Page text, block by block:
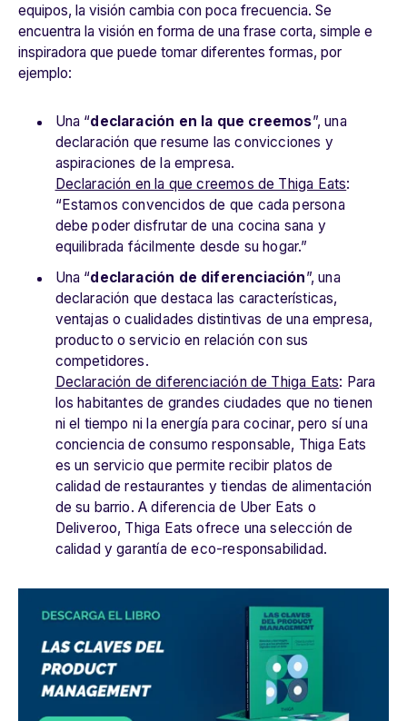
equipos, la visión cambia con poca frecuencia. Se
encuentra la visión en forma de una frase corta, simple e
inspiradora que puede tomar diferentes formas, por
ejemplo:
Una “declaración en la que creemos”, una
declaración que resume las convicciones y
aspiraciones de la empresa.
Declaración en la que creemos de Thiga Eats:
“Estamos convencidos de que cada persona
debe poder disfrutar de una cocina sana y
equilibrada fácilmente desde su hogar.”
Una “declaración de diferenciación”, una
declaración que destaca las características,
ventajas o cualidades distintivas de una empresa,
producto o servicio en relación con sus
competidores.
Declaración de diferenciación de Thiga Eats: Para
los habitantes de grandes ciudades que no tienen
ni el tiempo ni la energía para cocinar, pero sí una
conciencia de consumo responsable, Thiga Eats
es un servicio que permite recibir platos de
calidad de restaurantes y tiendas de alimentación
de su barrio. A diferencia de Uber Eats o
Deliveroo, Thiga Eats ofrece una selección de
calidad y garantía de eco-responsabilidad.